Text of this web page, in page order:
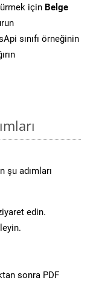
için Belge
sınıfı örneğinin
adımları
edin.
sonra PDF